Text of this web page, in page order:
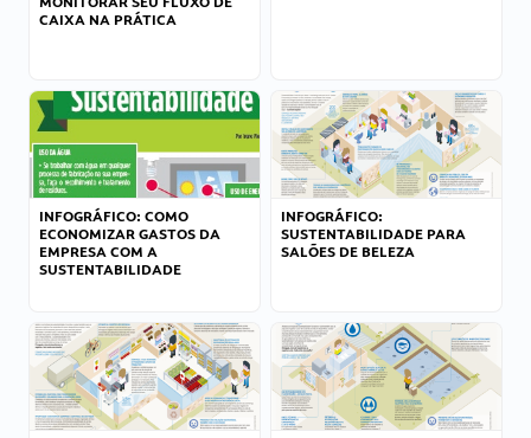
CAIXA NA PRÁTICA
INFOGRÁFICO: COMO
ECONOMIZAR GASTOS DA
EMPRESA COM A
SUSTENTABILIDADE
INFOGRÁFICO:
SUSTENTABILIDADE PARA
SALÕES DE BELEZA